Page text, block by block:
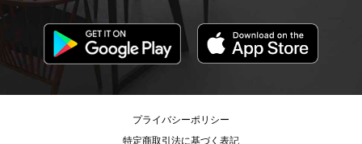
プライバシーポリシー
特定商取引法に基づく表記